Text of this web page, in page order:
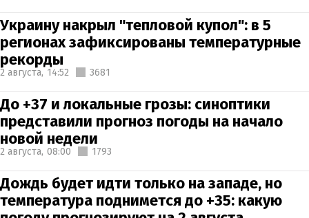
Украину накрыл "тепловой купол": в 5
регионах зафиксированы температурные
рекорды
2 августа, 14:52 3681
До +37 и локальные грозы: синоптики
представили прогноз погоды на начало
новой недели
2 августа, 08:00 1793
Дождь будет идти только на западе, но
температура поднимется до +35: какую